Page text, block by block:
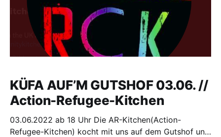
KÜFA AUF’M GUTSHOF 03.06. //
Action-Refugee-Kitchen
03.06.2022 ab 18 Uhr Die AR-Kitchen(Action-
Refugee-Kitchen) kocht mit uns auf dem Gutshof und